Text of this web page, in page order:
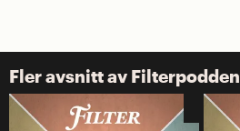
Fler avsnitt av Filterpodden